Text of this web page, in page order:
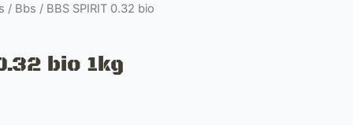
/ Bbs / BBS SPIRIT 0.32 bio
bio 1kg